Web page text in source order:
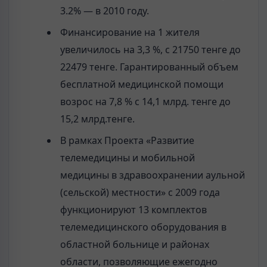
3.2% — в 2010 году.
Финансирование на 1 жителя
увеличилось на 3,3 %, с 21750 тенге до
22479 тенге. Гарантированный объем
бесплатной медицинской помощи
возрос на 7,8 % с 14,1 млрд. тенге до
15,2 млрд.тенге.
В рамках Проекта «Развитие
телемедицины и мобильной
медицины в здравоохранении аульной
(сельской) местности» с 2009 года
функционируют 13 комплектов
телемедицинского оборудования в
областной больнице и районах
области, позволяющие ежегодно